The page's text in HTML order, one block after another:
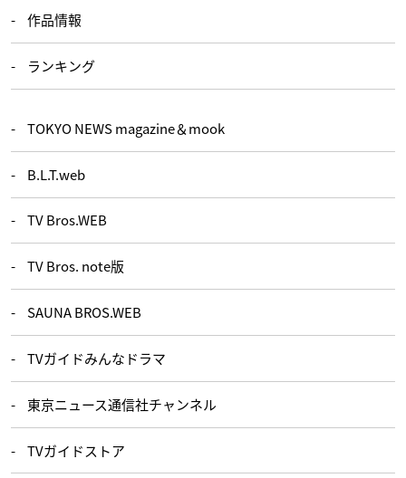
作品情報
ランキング
TOKYO NEWS magazine＆mook
B.L.T.web
TV Bros.WEB
TV Bros. note版
SAUNA BROS.WEB
TVガイドみんなドラマ
東京ニュース通信社チャンネル
TVガイドストア